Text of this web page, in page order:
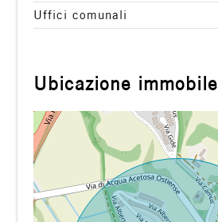
Uffici comunali
Ubicazione immobile